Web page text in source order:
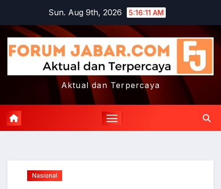
content
Sun. Aug 9th, 2026 5:16:12 AM
Aktual dan Terpercaya
Nasional